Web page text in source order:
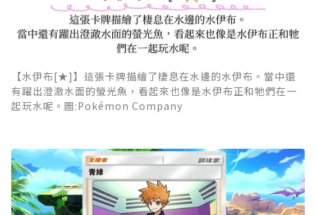
【水伊布[★]】這張卡牌描繪了棲息在水邊的水伊布。當中還
有躍出澄澈水面的螢光魚，看起來也像是水伊布正和牠們在一
起玩水呢。圖:Pokémon Company